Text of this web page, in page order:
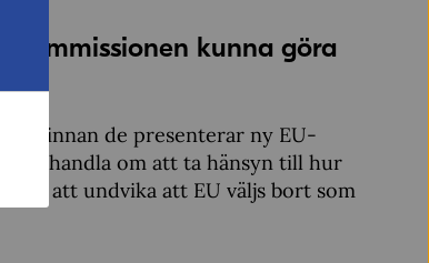
kunna göra
innan de presenterar ny EU-
det handla om att ta hänsyn till hur
för att undvika att EU väljs bort som